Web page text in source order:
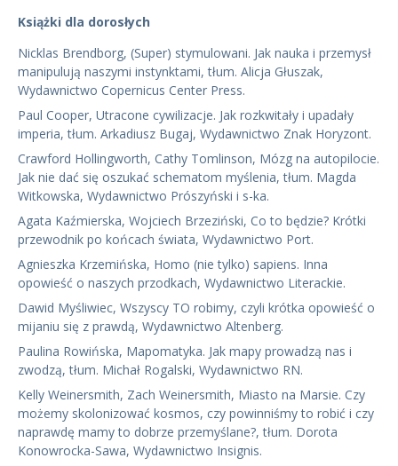
Książki dla dorosłych
Nicklas Brendborg, (Super) stymulowani. Jak nauka i przemysł
manipulują naszymi instynktami, tłum. Alicja Głuszak,
Wydawnictwo Copernicus Center Press.
Paul Cooper, Utracone cywilizacje. Jak rozkwitały i upadały
imperia, tłum. Arkadiusz Bugaj, Wydawnictwo Znak Horyzont.
Crawford Hollingworth, Cathy Tomlinson, Mózg na autopilocie.
Jak nie dać się oszukać schematom myślenia, tłum. Magda
Witkowska, Wydawnictwo Prószyński i s-ka.
Agata Kaźmierska, Wojciech Brzeziński, Co to będzie? Krótki
przewodnik po końcach świata, Wydawnictwo Port.
Agnieszka Krzemińska, Homo (nie tylko) sapiens. Inna
opowieść o naszych przodkach, Wydawnictwo Literackie.
Dawid Myśliwiec, Wszyscy TO robimy, czyli krótka opowieść o
mijaniu się z prawdą, Wydawnictwo Altenberg.
Paulina Rowińska, Mapomatyka. Jak mapy prowadzą nas i
zwodzą, tłum. Michał Rogalski, Wydawnictwo RN.
Kelly Weinersmith, Zach Weinersmith, Miasto na Marsie. Czy
możemy skolonizować kosmos, czy powinniśmy to robić i czy
naprawdę mamy to dobrze przemyślane?, tłum. Dorota
Konowrocka-Sawa, Wydawnictwo Insignis.